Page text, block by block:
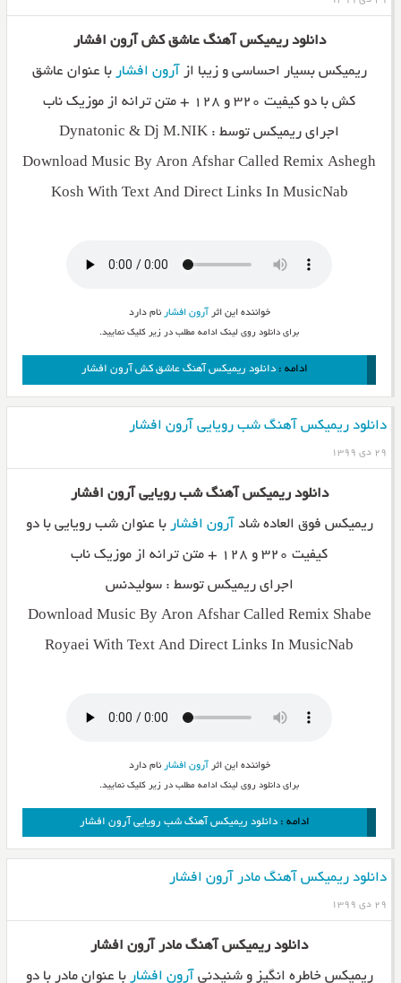
دانلود ریمیکس آهنگ عاشق کش آرون افشار
ریمیکس بسیار احساسی و زیبا از آرون افشار با عنوان عاشق
کش با دو کیفیت ۳۲۰ و ۱۲۸ + متن ترانه از موزیک ناب
اجرای ریمیکس توسط : Dynatonic & Dj M.NIK
Download Music By Aron Afshar Called Remix Ashegh
Kosh With Text And Direct Links In MusicNab
خواننده این اثر آرون افشار نام دارد
برای دانلود روی لینک ادامه مطلب در زیر کلیک نمایید.
ادامه : دانلود ریمیکس آهنگ عاشق کش آرون افشار
دانلود ریمیکس آهنگ شب رویایی آرون افشار
۲۹ دی ۱۳۹۹
دانلود ریمیکس آهنگ شب رویایی آرون افشار
ریمیکس فوق العاده شاد آرون افشار با عنوان شب رویایی با دو
کیفیت ۳۲۰ و ۱۲۸ + متن ترانه از موزیک ناب
اجرای ریمیکس توسط : سولیدنس
Download Music By Aron Afshar Called Remix Shabe
Royaei With Text And Direct Links In MusicNab
خواننده این اثر آرون افشار نام دارد
برای دانلود روی لینک ادامه مطلب در زیر کلیک نمایید.
ادامه : دانلود ریمیکس آهنگ شب رویایی آرون افشار
دانلود ریمیکس آهنگ مادر آرون افشار
۲۹ دی ۱۳۹۹
دانلود ریمیکس آهنگ مادر آرون افشار
ریمیکس خاطره انگیز و شنیدنی آرون افشار با عنوان مادر با دو